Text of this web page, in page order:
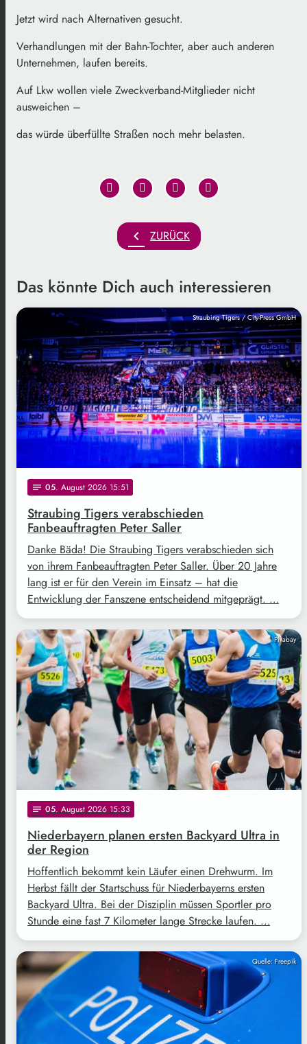
Jetzt wird nach Alternativen gesucht.
Verhandlungen mit der Bahn-Tochter, aber auch anderen
Unternehmen, laufen bereits.
Auf Lkw wollen viele Zweckverband-Mitglieder nicht
ausweichen –
das würde überfüllte Straßen noch mehr belasten.
chevron_left ZURÜCK
Das könnte Dich auch interessieren
Straubing Tigers / City-Press GmbH
notes 05. August 2026 15:51
Straubing Tigers verabschieden
Fanbeauftragten Peter Saller
Danke Bäda! Die Straubing Tigers verabschieden sich
von ihrem Fanbeauftragten Peter Saller. Über 20 Jahre
lang ist er für den Verein im Einsatz – hat die
Entwicklung der Fanszene entscheidend mitgeprägt. …
Pixabay
notes 05. August 2026 15:33
Niederbayern planen ersten Backyard Ultra in
der Region
Hoffentlich bekommt kein Läufer einen Drehwurm. Im
Herbst fällt der Startschuss für Niederbayerns ersten
Backyard Ultra. Bei der Disziplin müssen Sportler pro
Stunde eine fast 7 Kilometer lange Strecke laufen. …
Quelle: Freepik